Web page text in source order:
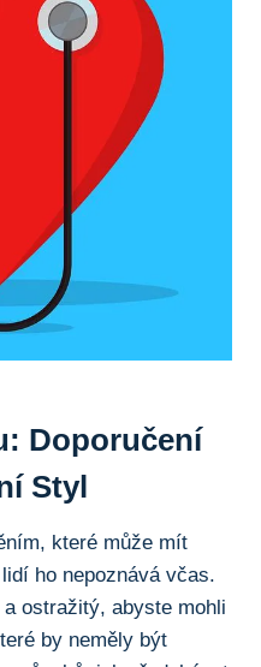
Doporučení
Styl
které může ‌mít
ho nepoznává včas.
ostražitý, abyste mohli
by neměly být